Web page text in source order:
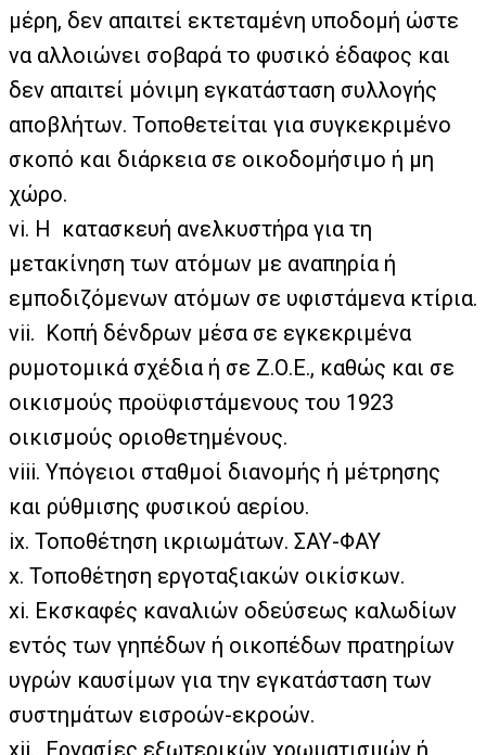
μέρη, δεν απαιτεί εκτεταμένη υποδομή ώστε
να αλλοιώνει σοβαρά το φυσικό έδαφος και
δεν απαιτεί μόνιμη εγκατάσταση συλλογής
αποβλήτων. Τοποθετείται για συγκεκριμένο
σκοπό και διάρκεια σε οικοδομήσιμο ή μη
χώρο.
vi. Η κατασκευή ανελκυστήρα για τη
μετακίνηση των ατόμων με αναπηρία ή
εμποδιζόμενων ατόμων σε υφιστάμενα κτίρια.
vii. Κοπή δένδρων μέσα σε εγκεκριμένα
ρυμοτομικά σχέδια ή σε Ζ.Ο.Ε., καθώς και σε
οικισμούς προϋφιστάμενους του 1923
οικισμούς οριοθετημένους.
viii. Υπόγειοι σταθμοί διανομής ή μέτρησης
και ρύθμισης φυσικού αερίου.
ix. Τοποθέτηση ικριωμάτων. ΣΑΥ-ΦΑΥ
x. Τοποθέτηση εργοταξιακών οικίσκων.
xi. Εκσκαφές καναλιών οδεύσεως καλωδίων
εντός των γηπέδων ή οικοπέδων πρατηρίων
υγρών καυσίμων για την εγκατάσταση των
συστημάτων εισροών-εκροών.
xii. Εργασίες εξωτερικών χρωματισμών ή